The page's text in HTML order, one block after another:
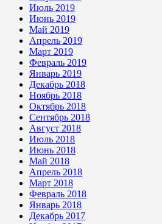
Июль 2019
Июнь 2019
Май 2019
Апрель 2019
Март 2019
Февраль 2019
Январь 2019
Декабрь 2018
Ноябрь 2018
Октябрь 2018
Сентябрь 2018
Август 2018
Июль 2018
Июнь 2018
Май 2018
Апрель 2018
Март 2018
Февраль 2018
Январь 2018
Декабрь 2017